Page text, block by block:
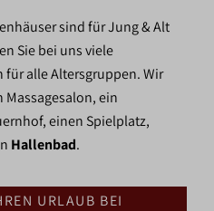
sind für Jung & Alt
Sie bei uns viele
alle Altersgruppen. Wir
ein
einen Spielplatz,
Hallenbad.
URLAUB BEI